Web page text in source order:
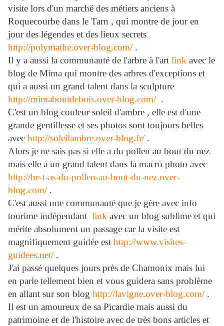
visite lors d'un marché des métiers anciens à
Roquecourbe dans le Tarn , qui montre de jour en
jour des légendes et des lieux secrets
http://polymathe.over-blog.com/.
Il y a aussi la communauté de l'arbre à l'art link avec le
blog de Mima qui montre des arbres d'exceptions et
qui a aussi un grand talent dans la sculpture
http://mimaboutdebois.over-blog.com/.
C'est un blog couleur soleil d'ambre , elle est d'une
grande gentillesse et ses photos sont toujours belles
avec http://soleilambre.over-blog.fr/.
Alors je ne sais pas si elle a du pollen au bout du nez
mais elle a un grand talent dans la macro photo avec
http://he-t-as-du-pollen-au-bout-du-nez.over-
blog.com/.
C'est aussi une communauté que je gère avec info
tourime indépendant link avec un blog sublime et qui
mérite absolument un passage car la visite est
magnifiquement guidée est http://www.visites-
guidees.net/.
J'ai passé quelques jours près de Chamonix mais lui
en parle tellement bien et vous guidera sans problème
en allant sur son blog http://lavigne.over-blog.com/.
Il est un amoureux de sa Picardie mais aussi du
patrimoine et de l'histoire avec de très bons articles et